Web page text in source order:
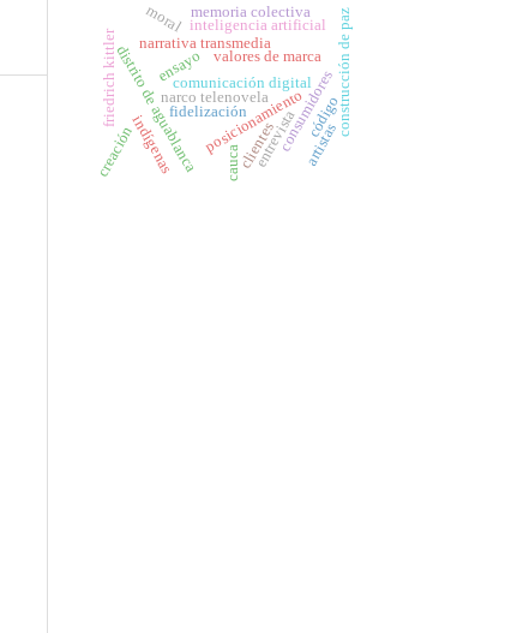
comunicación digital
valores de marca
consumidores
posicionamiento
fidelización
clientes
distrito de aguablanca
narrativa transmedia construcción de paz
indígenas entrevistacódigo
ensayo
friedrich kittler
inteligencia artificial
artistas
creación
memoria colectiva
cauca
moral
narco telenovela